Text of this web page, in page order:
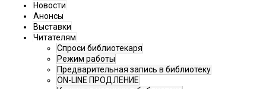
Новости
Анонсы
Выставки
Читателям
Спроси библиотекаря
Режим работы
Предварительная запись в библиотеку
ON-LINE ПРОДЛЕНИЕ